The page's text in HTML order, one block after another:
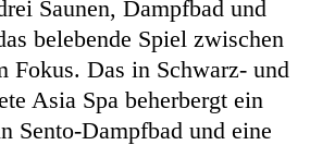
Saunen, Dampfbad und
belebende Spiel zwischen
Fokus. Das in Schwarz- und
Asia Spa beherbergt ein
Sento-Dampfbad und eine